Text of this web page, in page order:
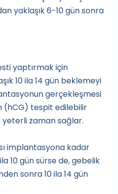
yaklaşık 6-10 gün sonra
yaptırmak için
10 ila 14 gün beklemeyi
gerçekleşmesi
(hCG) tespit edilebilir
yeterli zaman sağlar.
implantasyona kadar
10 gün sürse de, gebelik
sonra 10 ila 14 gün